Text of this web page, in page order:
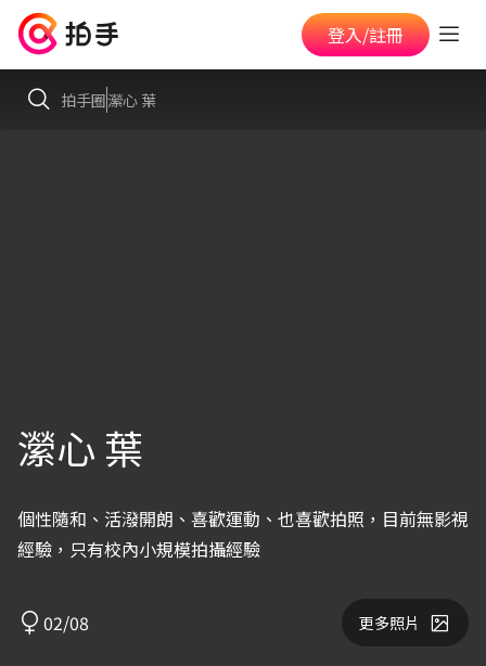
登入/註冊
拍手圈瀠心 葉
瀠心 葉
個性隨和、活潑開朗、喜歡運動、也喜歡拍照，目前無影視
經驗，只有校內小規模拍攝經驗
02/08 更多照片